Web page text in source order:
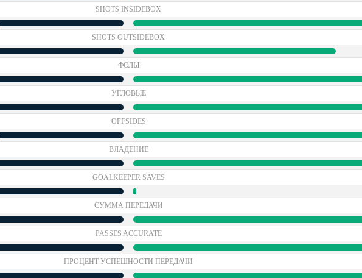
SHOTS INSIDEBOX
SHOTS OUTSIDEBOX
ФОЛЫ
УГЛОВЫЕ
OFFSIDES
ВЛАДЕНИЕ
GOALKEEPER SAVES
СУММА ПЕРЕДАЧИ
PASSES ACCURATE
ПРОЦЕНТ УСПЕШНОСТИ ПЕРЕДАЧИ